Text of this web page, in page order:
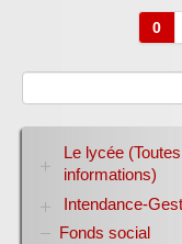
0
Le lycée
informations)
RENTREE 2026-
Stage des
Intendance-
Restauration
Fonds social